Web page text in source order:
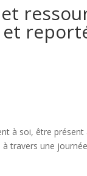
et
à soi, être présent
travers une